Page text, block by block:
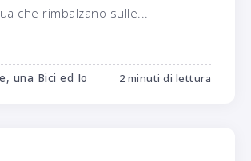
che rimbalzano sulle...
una Bici ed Io 2 minuti di lettura